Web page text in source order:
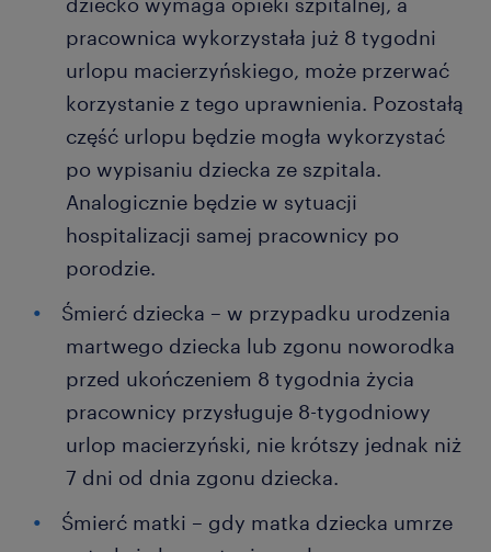
pracownica wykorzystała już 8 tygodni
urlopu macierzyńskiego, może przerwać
korzystanie z tego uprawnienia. Pozostałą
część urlopu będzie mogła wykorzystać
po wypisaniu dziecka ze szpitala.
Analogicznie będzie w sytuacji
hospitalizacji samej pracownicy po
porodzie.
Śmierć dziecka – w przypadku urodzenia
martwego dziecka lub zgonu noworodka
przed ukończeniem 8 tygodnia życia
pracownicy przysługuje 8-tygodniowy
urlop macierzyński, nie krótszy jednak niż
7 dni od dnia zgonu dziecka.
Śmierć matki – gdy matka dziecka umrze